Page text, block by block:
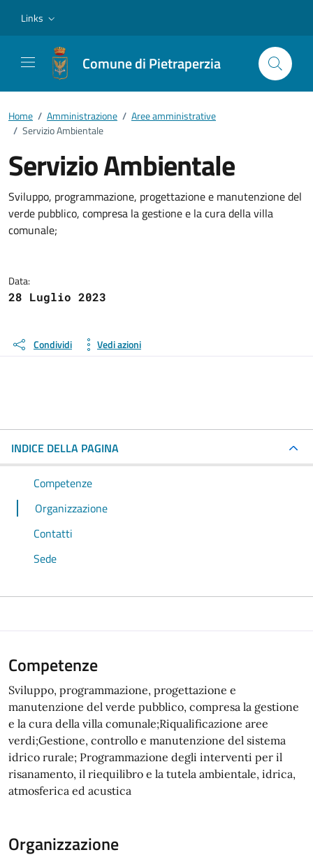
Links
Comune di Pietraperzia
Home / Amministrazione / Aree amministrative
/ Servizio Ambientale
Servizio Ambientale
Dettagli della notizia
Sviluppo, programmazione, progettazione e manutenzione del
verde pubblico, compresa la gestione e la cura della villa
comunale;
Data:
28 Luglio 2023
Condividi Vedi azioni
INDICE DELLA PAGINA
Competenze
Organizzazione
Contatti
Sede
Competenze
Sviluppo, programmazione, progettazione e
manutenzione del verde pubblico, compresa la gestione
e la cura della villa comunale;Riqualificazione aree
verdi;Gestione, controllo e manutenzione del sistema
idrico rurale; Programmazione degli interventi per il
risanamento, il riequilibro e la tutela ambientale, idrica,
atmosferica ed acustica
Organizzazione